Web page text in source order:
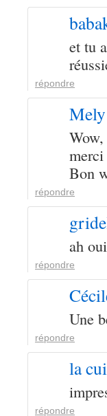
et tu
répondre
Mely
Bon
répondre
ah
répondre
Une
répondre
la
répondre